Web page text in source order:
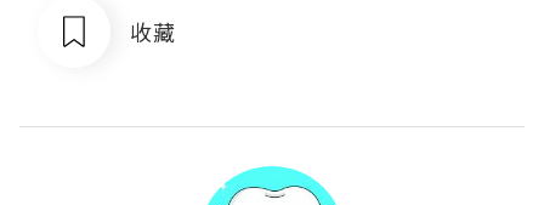
收藏